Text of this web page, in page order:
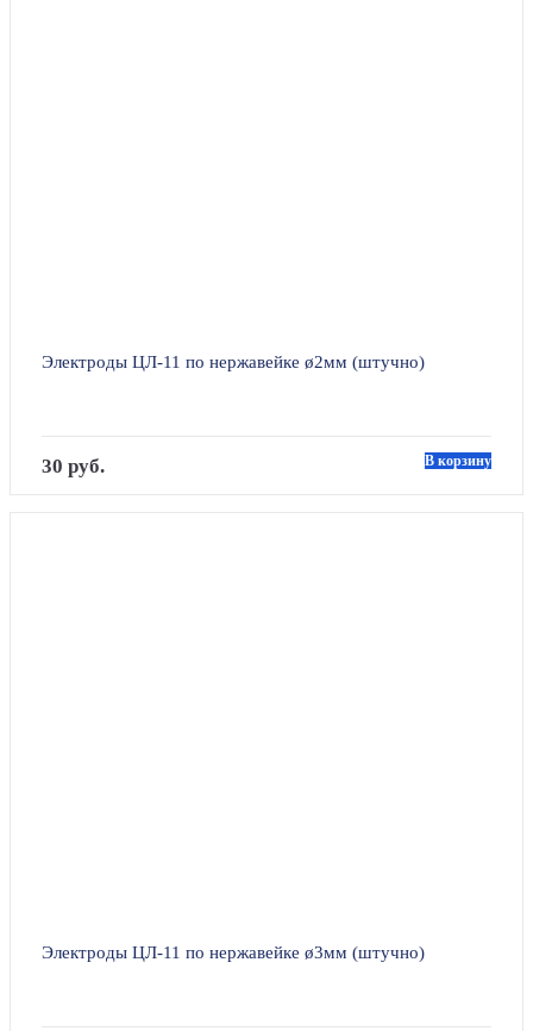
Электроды ЦЛ-11 по нержавейке ø2мм (штучно)
30 руб. В корзину
Электроды ЦЛ-11 по нержавейке ø3мм (штучно)